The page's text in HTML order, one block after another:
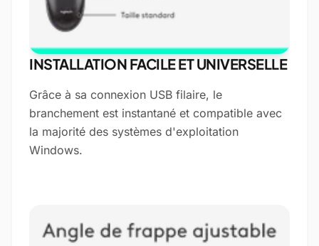
INSTALLATION FACILE ET UNIVERSELLE
Grâce à sa connexion USB filaire, le
branchement est instantané et compatible avec
la majorité des systèmes d'exploitation
Windows.